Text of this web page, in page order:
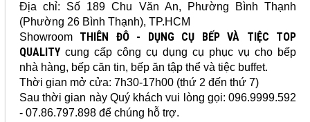
Địa chỉ: Số 189 Chu Văn An, Phường Bình Thạnh
(Phường 26 Bình Thạnh), TP.HCM
Showroom THIÊN ĐÔ - DỤNG CỤ BẾP VÀ TIỆC TOP
QUALITY cung cấp công cụ dụng cụ phục vụ cho bếp
nhà hàng, bếp căn tin, bếp ăn tập thể và tiệc buffet.
Thời gian mở cửa: 7h30-17h00 (thứ 2 đến thứ 7)
Sau thời gian này Quý khách vui lòng gọi: 096.9999.592
- 07.86.797.898 để chúng hỗ trợ.